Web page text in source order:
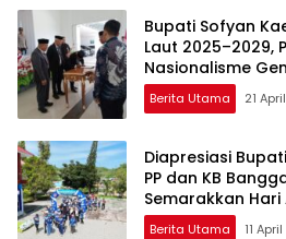
Bupati Sofyan
Laut 2025–2029,
Nasionalisme
Berita Utama 21
Diapresiasi
PP dan KB
Semarakkan Hari
2026
Berita Utama 11